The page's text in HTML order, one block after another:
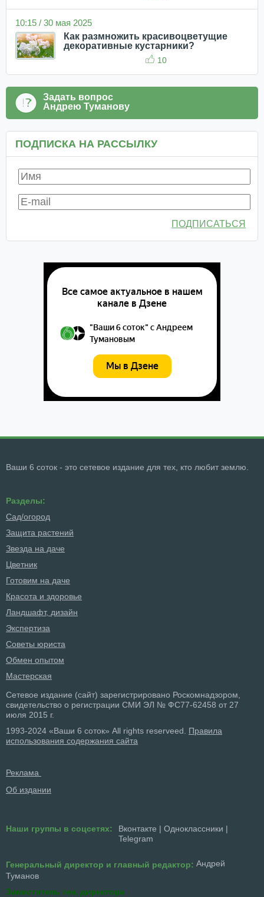
10:15 / 30 мая 2025
Как размножить красивоцветущие
декоративные кустарники?
10
Задать вопрос
Андрею Туманову
ПОДПИСКА НА РАССЫЛКУ
ПОДПИСАТЬСЯ
Ваши 6 соток - это сетевое издание для тех, кто любит землю.
Разделы:
Сад/огород
Защита растений
Звезда на даче
Цветник
Готовим на даче
Красота и здоровье
Ландшафт, дизайн
Экспертиза
Советы юриста
Обмен опытом
Мастерская
Сетевое издание (сайт) зарегистрировано Роскомнадзором,
свидетельство о регистрации СМИ ЭЛ № ФС77-62458 от 27
июля 2015 г.
1993-2024 «Ваши 6 соток» All rights reserveed. Правила
использования содержания сайта
Реклама
Об издании
Наши группы в соцсетях: Вконтакте | Одноклассники |
Telegram
Генеральный директор и главный редактор: Андрей
Туманов
Заместитель ген. директора